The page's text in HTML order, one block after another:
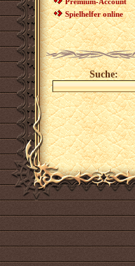
Spielhelfer online
Suche: